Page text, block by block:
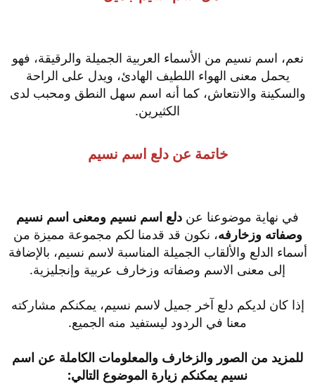
نعم، اسم نسيم من الأسماء العربية الجميلة والرقيقة، فهو
يحمل معنى الهواء اللطيف الهادئ، ويدل على الراحة
والسكينة والانتعاش، كما أنه اسم سهل النطق ومحبب لدى
الكثيرين.
خاتمة عن دلع اسم نسيم
في نهاية موضوعنا عن دلع اسم نسيم ومعنى اسم نسيم
وصفاته وزخارفه، نكون قد قدمنا لكم مجموعة مميزة من
أسماء الدلع والألقاب الجميلة المناسبة لاسم نسيم، بالإضافة
إلى معنى الاسم وصفاته وزخارف عربية وإنجليزية.
إذا كان لديكم دلع آخر جميل لاسم نسيم، يمكنكم مشاركته
معنا في الردود ليستفيد منه الجميع.
للمزيد من الصور والزخارف والمعلومات الكاملة عن اسم
نسيم يمكنكم زيارة الموضوع التالي: